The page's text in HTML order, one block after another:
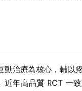
動治療為核心，輔
年高品質 RCT 一